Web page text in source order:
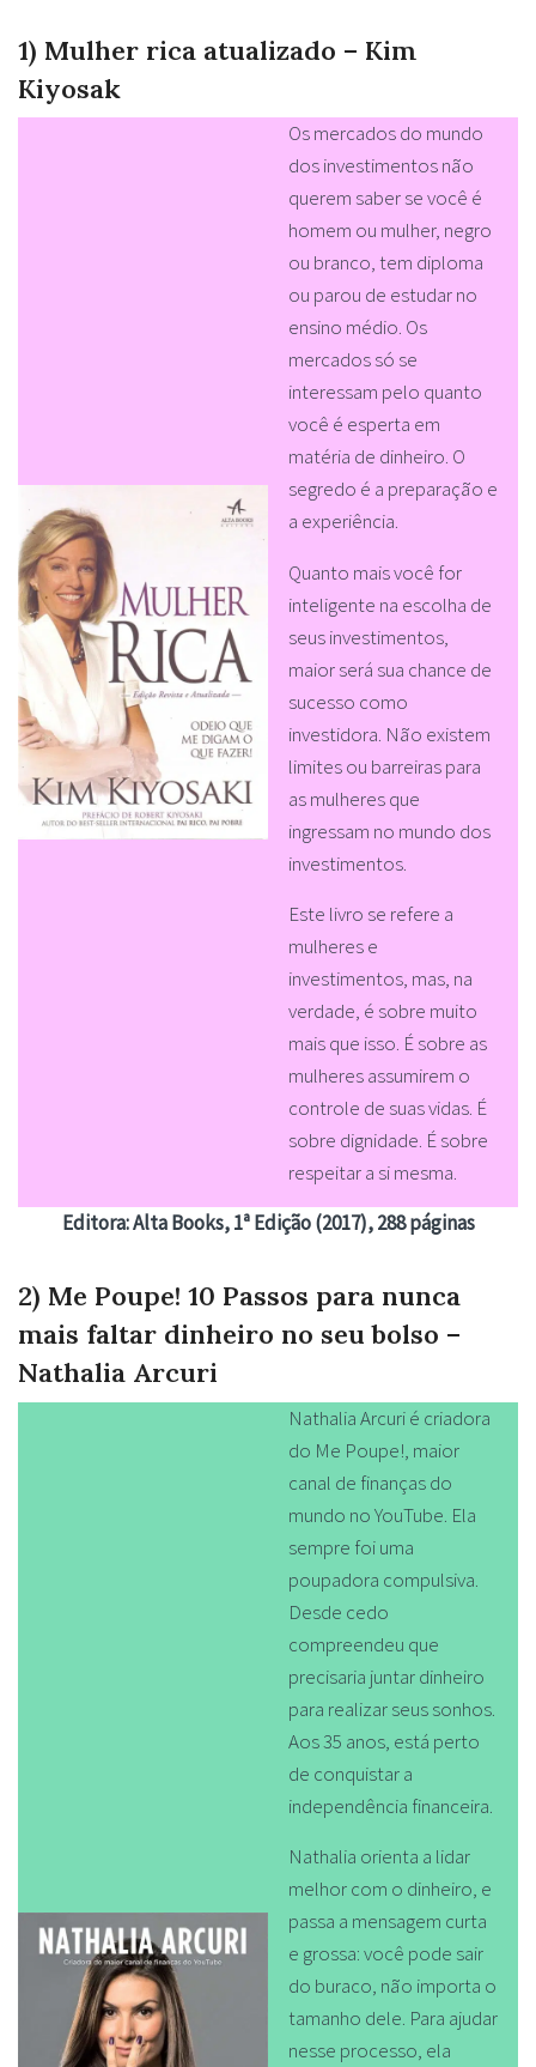
1) Mulher rica atualizado – Kim
Kiyosak
Os mercados do mundo
dos investimentos não
querem saber se você é
homem ou mulher, negro
ou branco, tem diploma
ou parou de estudar no
ensino médio. Os
mercados só se
interessam pelo quanto
você é esperta em
matéria de dinheiro. O
segredo é a preparação e
a experiência.
Quanto mais você for
inteligente na escolha de
seus investimentos,
maior será sua chance de
sucesso como
investidora. Não existem
limites ou barreiras para
as mulheres que
ingressam no mundo dos
investimentos.
Este livro se refere a
mulheres e
investimentos, mas, na
verdade, é sobre muito
mais que isso. É sobre as
mulheres assumirem o
controle de suas vidas. É
sobre dignidade. É sobre
respeitar a si mesma.
Editora: Alta Books, 1ª Edição (2017), 288 páginas
2) Me Poupe! 10 Passos para nunca
mais faltar dinheiro no seu bolso –
Nathalia Arcuri
Nathalia Arcuri é criadora
do Me Poupe!, maior
canal de finanças do
mundo no YouTube. Ela
sempre foi uma
poupadora compulsiva.
Desde cedo
compreendeu que
precisaria juntar dinheiro
para realizar seus sonhos.
Aos 35 anos, está perto
de conquistar a
independência financeira.
Nathalia orienta a lidar
melhor com o dinheiro, e
passa a mensagem curta
e grossa: você pode sair
do buraco, não importa o
tamanho dele. Para ajudar
nesse processo, ela